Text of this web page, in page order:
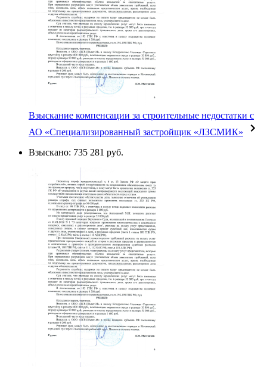
Взыскание компенсации за строительные недостатки с
АО «Специализированный застройщик «ЛЗСМИК»
Взыскано: 735 281 руб.